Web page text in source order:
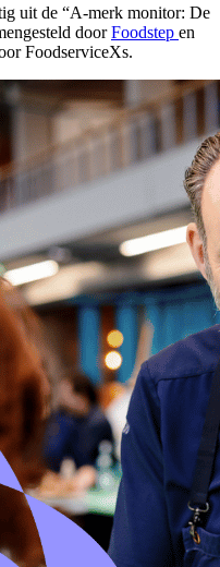
uit de “A-merk monitor: De
doorFoodstep en
FoodserviceXs.